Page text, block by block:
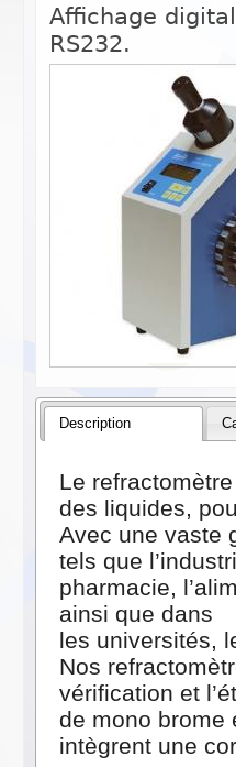
Affichage
RS232.
Description
Le
des liquides,
Avec une vaste
tels que
pharmacie,
ainsi que dans
les universités,
Nos
vérification et
de mono brome
intègrent une